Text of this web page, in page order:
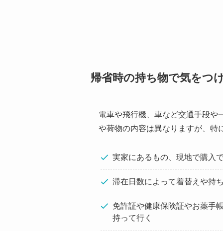
帰省時の持ち物で気をつ
電車や飛行機、車など交通手段や
や荷物の内容は異なりますが、特
実家にあるもの、現地で購入
滞在日数によって着替えや持
免許証や健康保険証やお薬手
持って行く